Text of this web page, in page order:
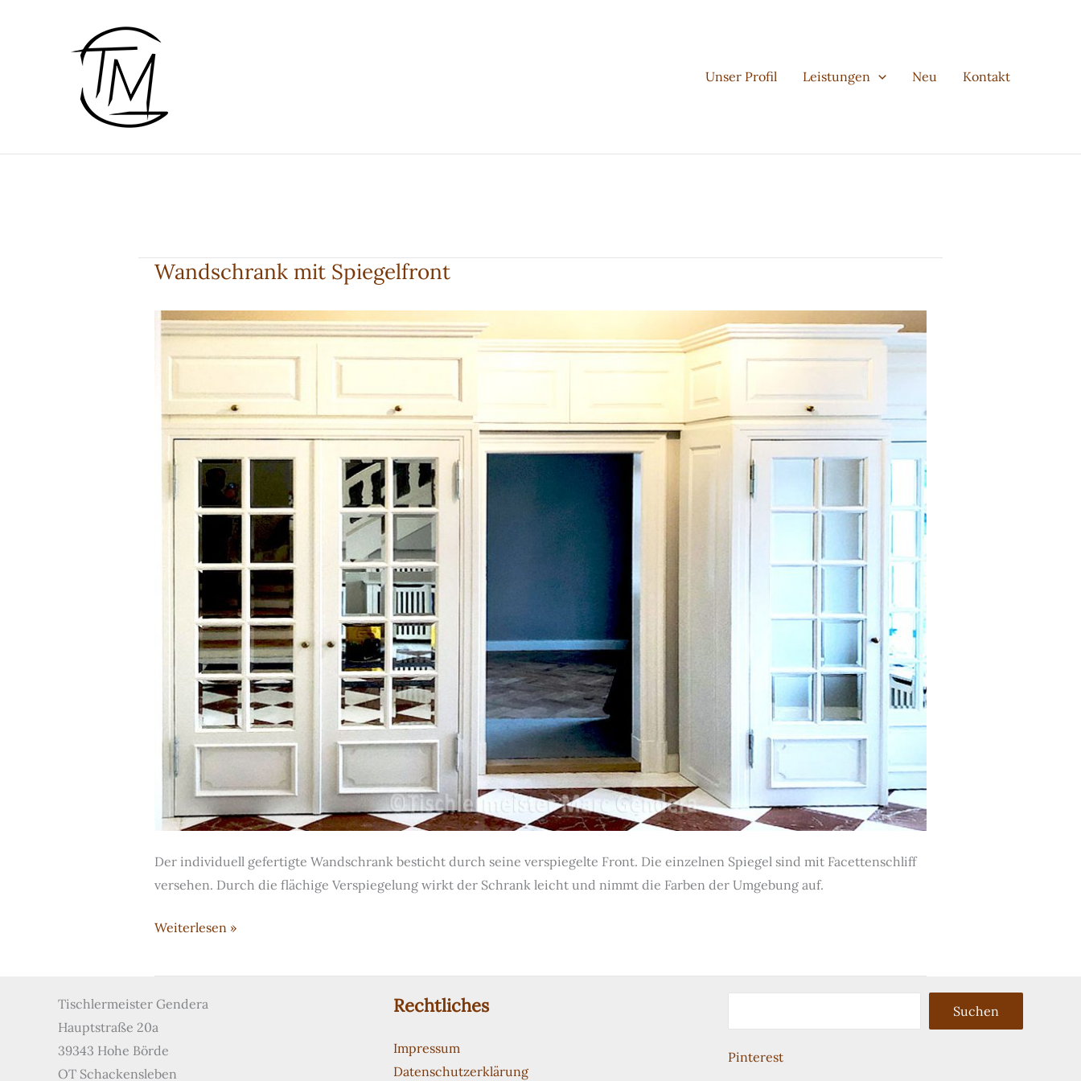
Unser Profil
Leistungen Neu Kontakt
Wandschrank mit Spiegelfront
Der individuell gefertigte Wandschrank besticht durch seine verspiegelte Front. Die einzelnen Spiegel sind mit Facettenschliff
versehen. Durch die flächige Verspiegelung wirkt der Schrank leicht und nimmt die Farben der Umgebung auf.
Wandschrank
Spiegelfront
Weiterlesen »
Tischlermeister Gendera
Hauptstraße 20a
39343 Hohe Börde
OT Schackensleben
Rechtliches
Impressum
Datenschutzerklärung
Suchen
Pinterest